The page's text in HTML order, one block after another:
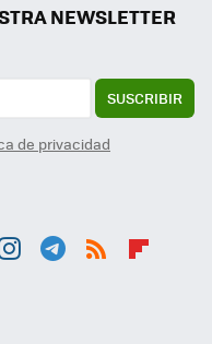
NEWSLETTER
SUSCRIBIR
de privacidad